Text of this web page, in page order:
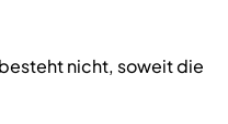
nicht, soweit die